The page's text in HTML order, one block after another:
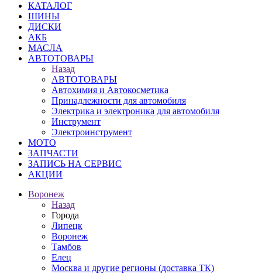
КАТАЛОГ
ШИНЫ
ДИСКИ
АКБ
МАСЛА
АВТОТОВАРЫ
Назад
АВТОТОВАРЫ
Автохимия и Автокосметика
Принадлежности для автомобиля
Электрика и электроника для автомобиля
Инструмент
Электроинструмент
МОТО
ЗАПЧАСТИ
ЗАПИСЬ НА СЕРВИС
АКЦИИ
Воронеж
Назад
Города
Липецк
Воронеж
Тамбов
Елец
Москва и другие регионы (доставка ТК)